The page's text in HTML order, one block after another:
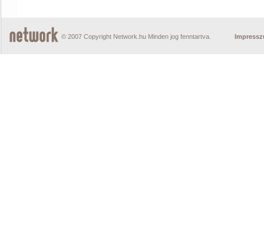
© 2007 Copyright Network.hu Minden jog fenntartva.